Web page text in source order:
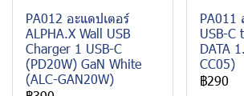
PA012 อะแดปเตอร์
ALPHA.X Wall USB
Charger 1 USB-C
(PD20W) GaN White
(ALC-GAN20W)
PA011
USB-C
DATA
CC05)
฿290